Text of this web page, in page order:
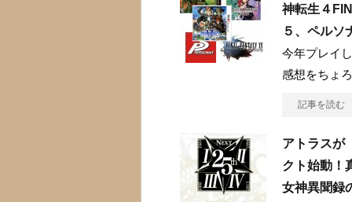
神転生４
５、ペルソ
今年プレイ
感想をちょ
記事を読む
アトラスが
クト始動！
女神異聞録